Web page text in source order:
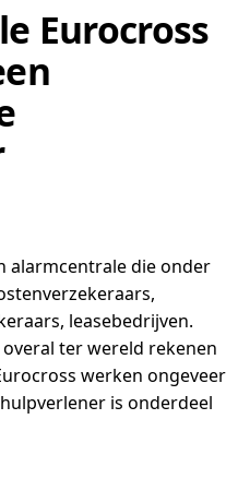
Eurocross
alarmcentrale die onder
leasebedrijven.
ter wereld rekenen
werken ongeveer
is onderdeel